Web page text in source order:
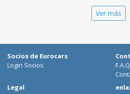
Galati
Suceava
Focsani
Ver más
Socios de Eurocars
Login Socios
Legal